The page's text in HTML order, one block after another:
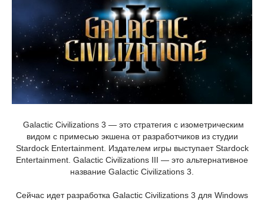
Galactic Civilizations 3 — это стратегия с изометрическим
видом с примесью экшена от разработчиков из студии
Stardock Entertainment. Издателем игры выступает Stardock
Entertainment. Galactic Civilizations III — это альтернативное
название Galactic Civilizations 3.
Сейчас идет разработка Galactic Civilizations 3 для Windows